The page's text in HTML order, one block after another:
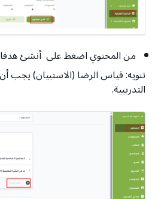
من المحتوي اضغط على أنشئ
تنويه: قياس الرضا (الاستبيان) يجب
التدريبية.